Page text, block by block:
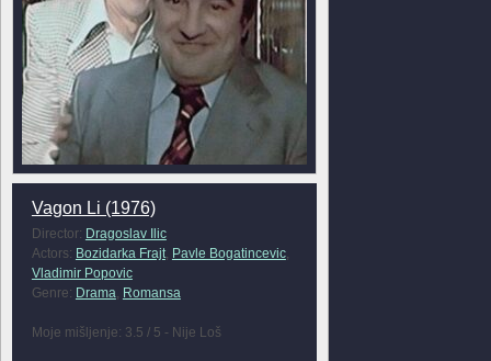
Vagon Li (1976)
Director: Dragoslav Ilic
Actors: Bozidarka Frajt, Pavle Bogatincevic,
Vladimir Popovic
Genre: Drama, Romansa
Moje mišljenje: 3.5 / 5 - Nije Loš